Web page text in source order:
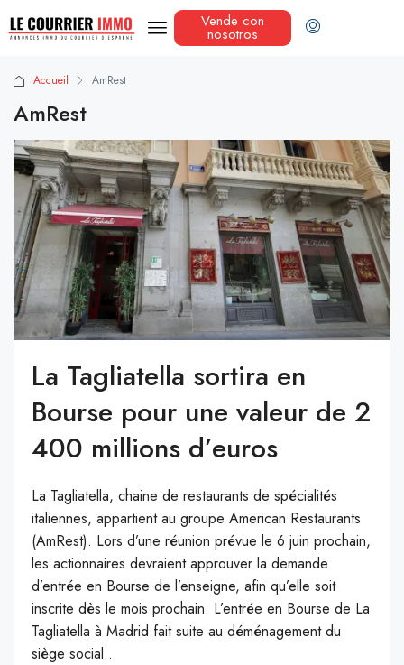
Vende con
nosotros
Accueil AmRest
AmRest
La Tagliatella sortira en
Bourse pour une valeur de 2
400 millions d’euros
La Tagliatella, chaine de restaurants de spécialités
italiennes, appartient au groupe American Restaurants
(AmRest). Lors d’une réunion prévue le 6 juin prochain,
les actionnaires devraient approuver la demande
d’entrée en Bourse de l’enseigne, afin qu’elle soit
inscrite dès le mois prochain. L’entrée en Bourse de La
Tagliatella à Madrid fait suite au déménagement du
siège social...